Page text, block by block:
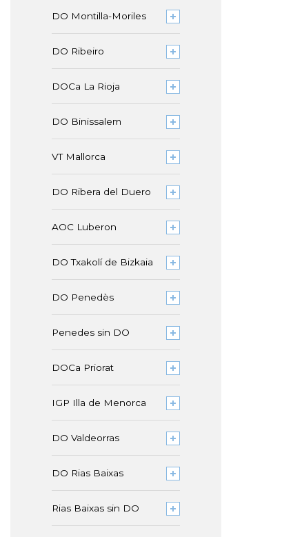
DO Montilla-Moriles
DO Ribeiro
DOCa La Rioja
DO Binissalem
VT Mallorca
DO Ribera del Duero
AOC Luberon
DO Txakolí de Bizkaia
DO Penedès
Penedes sin DO
DOCa Priorat
IGP Illa de Menorca
DO Valdeorras
DO Rias Baixas
Rias Baixas sin DO